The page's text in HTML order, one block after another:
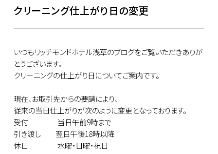
クリーニング仕上がり日の変更
いつもリッチモンドホテル浅草のブログをご覧いただきありが
とうございます。
クリーニングの仕上がり日についてご案内です。
現在、お取引先からの要請により、
従来の当日仕上がりが次のように変更となっております。
受付 当日午前9時まで
引き渡し 翌日午後18時以降
休日 水曜・日曜・祝日